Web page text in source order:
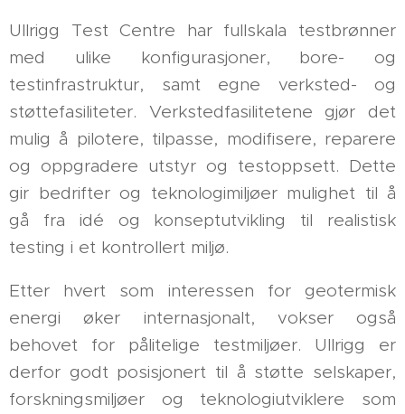
Ullrigg Test Centre har fullskala testbrønner
med ulike konfigurasjoner, bore- og
testinfrastruktur, samt egne verksted- og
støttefasiliteter. Verkstedfasilitetene gjør det
mulig å pilotere, tilpasse, modifisere, reparere
og oppgradere utstyr og testoppsett. Dette
gir bedrifter og teknologimiljøer mulighet til å
gå fra idé og konseptutvikling til realistisk
testing i et kontrollert miljø.
Etter hvert som interessen for geotermisk
energi øker internasjonalt, vokser også
behovet for pålitelige testmiljøer. Ullrigg er
derfor godt posisjonert til å støtte selskaper,
forskningsmiljøer og teknologiutviklere som